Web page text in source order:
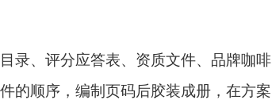
录、评分应答表、资质文件、品牌咖啡
的顺序，编制页码后胶装成册，在方案